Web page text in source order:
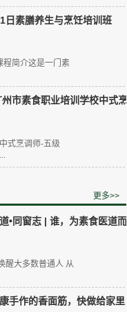
日素膳养生与烹饪培训班
简介这是一门素
市素食职业培训学校中式烹
式烹调师-五级
更多>>
•同窗志 | 谁，为素食医道而
醒大多数普通人 从
手作的香面筋，快做给家里